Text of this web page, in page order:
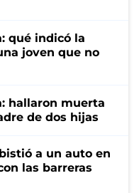
qué indicó la
joven que no
hallaron muerta
de dos hijas
a un auto en
las barreras